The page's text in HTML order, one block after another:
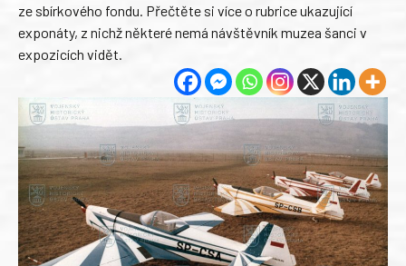
ze sbírkového fondu. Přečtěte si více o rubrice ukazující
exponáty, z nichž některé nemá návštěvník muzea šanci v
expozicích vidět.